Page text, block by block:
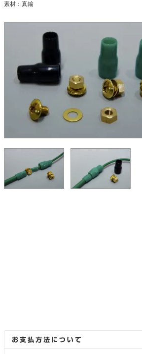
素材：真鍮